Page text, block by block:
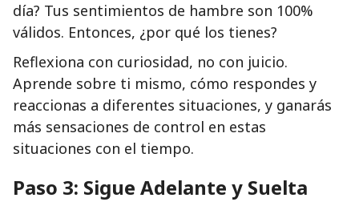
día? Tus sentimientos de hambre son 100%
válidos. Entonces, ¿por qué los tienes?
Reflexiona con curiosidad, no con juicio.
Aprende sobre ti mismo, cómo respondes y
reaccionas a diferentes situaciones, y ganarás
más sensaciones de control en estas
situaciones con el tiempo.
Paso 3: Sigue Adelante y Suelta